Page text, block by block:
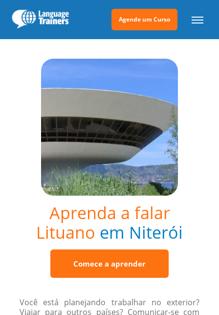
Agende um Curso
Aprenda a falar
Lituano em Niterói
Comece a aprender
Você está planejando trabalhar no exterior?
Viajar para outros países? Comunicar-se com